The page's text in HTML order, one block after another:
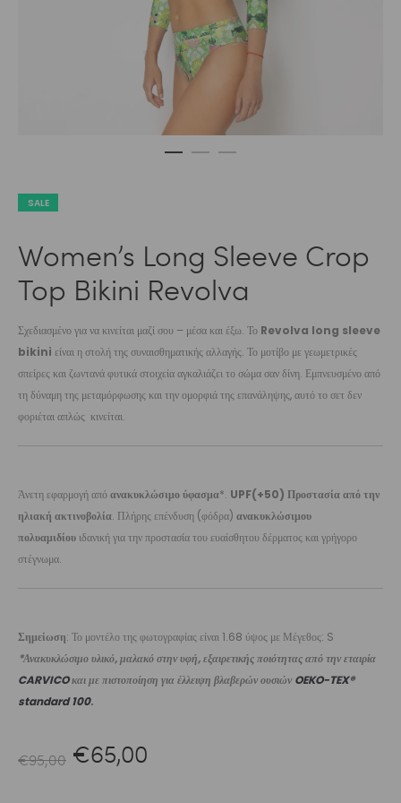
SALE
Women’s Long Sleeve Crop
Top Bikini Revolva
Σχεδιασμένο για να κινείται μαζί σου – μέσα και έξω. Το Revolva long sleeve
bikini είναι η στολή της συναισθηματικής αλλαγής. Το μοτίβο με γεωμετρικές
σπείρες και ζωντανά φυτικά στοιχεία αγκαλιάζει το σώμα σαν δίνη. Εμπνευσμένο από
τη δύναμη της μεταμόρφωσης και την ομορφιά της επανάληψης, αυτό το σετ δεν
φοριέται απλώς κινείται.
Άνετη εφαρμογή απόανακυκλώσιμο ύφασμα*. UPF(+50) Προστασία από την
ηλιακή ακτινοβολία. Πλήρης επένδυση (φόδρα) ανακυκλώσιμου
πολυαμιδίου ιδανική για την προστασία του ευαίσθητου δέρματος και γρήγορο
στέγνωμα.
Σημείωση: Το μοντέλο της φωτογραφίας είναι 1.68 ύψος με Μέγεθος: S
*Ανακυκλώσιμο υλικό, μαλακό στην υφή, εξαιρετικής ποιότητας από την εταιρία
CARVICOκαι με πιστοποίηση για έλλειψη βλαβερών ουσιών OEKO-TEX®
standard 100.
€95,00 Original
€65,00